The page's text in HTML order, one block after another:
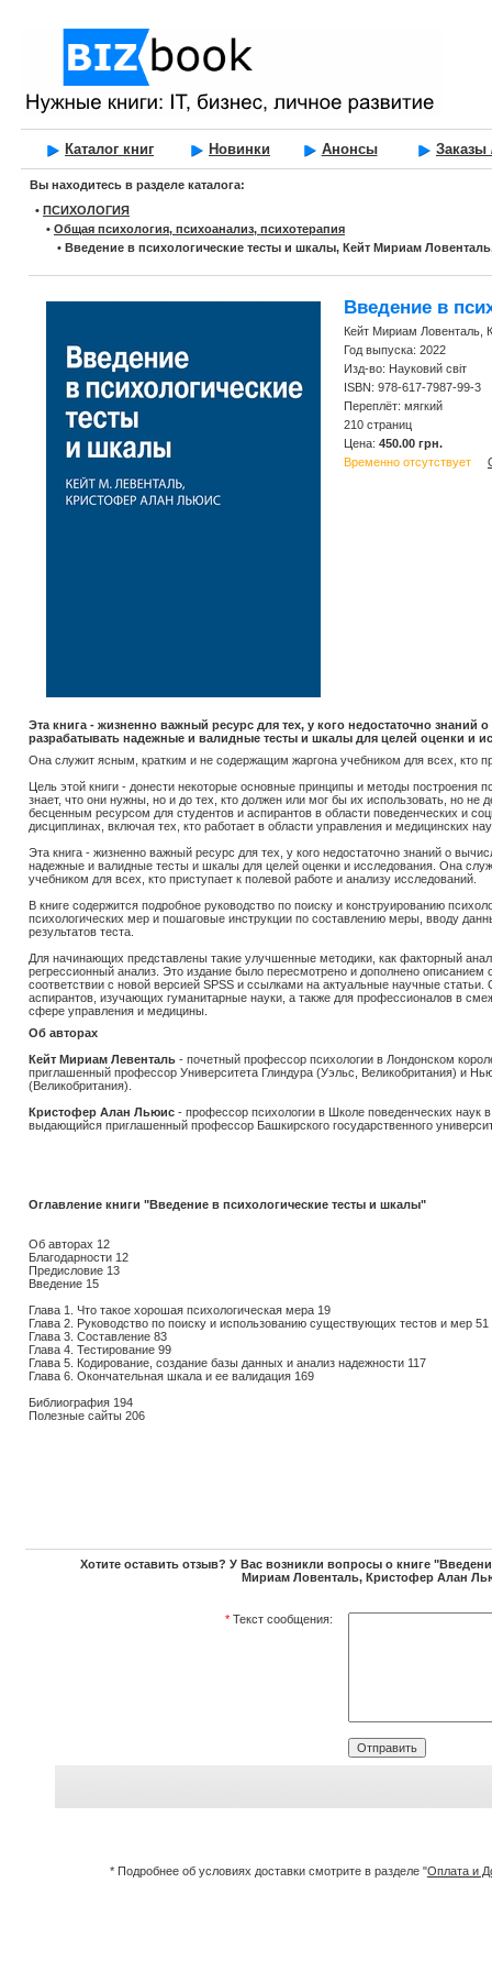
Каталог книг Новинки Анонсы Заказы
Вы находитесь в разделе каталога:
• ПСИХОЛОГИЯ
• Общая психология, психоанализ, психотерапия
• Введение в психологические тесты и шкалы, Кейт Мириам
Введение в
Кейт Мириам Ловенталь,
Год выпуска: 2022
Изд-во: Науковий світ
ISBN: 978-617-7987-99-3
Переплёт: мягкий
210 страниц
Цена: 450.00 грн.
Временно отсутствует
Эта книга - жизненно важный ресурс для тех, у кого недостаточно знаний
разрабатывать надежные и валидные тесты и шкалы для целей оценки и
Она служит ясным, кратким и не содержащим жаргона учебником для всех, кто
Цель этой книги - донести некоторые основные принципы и методы построения
знает, что они нужны, но и до тех, кто должен или мог бы их использовать, но не
бесценным ресурсом для студентов и аспирантов в области поведенческих и
дисциплинах, включая тех, кто работает в области управления и медицинских
Эта книга - жизненно важный ресурс для тех, у кого недостаточно знаний о
надежные и валидные тесты и шкалы для целей оценки и исследования. Она
учебником для всех, кто приступает к полевой работе и анализу исследований.
В книге содержится подробное руководство по поиску и конструированию
психологических мер и пошаговые инструкции по составлению меры, вводу
результатов теста.
Для начинающих представлены такие улучшенные методики, как факторный
регрессионный анализ. Это издание было пересмотрено и дополнено описанием
соответствии с новой версией SPSS и ссылками на актуальные научные
аспирантов, изучающих гуманитарные науки, а также для профессионалов в
сфере управления и медицины.
Об авторах
Кейт Мириам Левенталь - почетный профессор психологии в Лондонском
приглашенный профессор Университета Глиндура (Уэльс, Великобритания) и
(Великобритания).
Кристофер Алан Льюис - профессор психологии в Школе поведенческих наук
выдающийся приглашенный профессор Башкирского государственного
Оглавление книги "Введение в психологические тесты и шкалы"
Об авторах 12
Благодарности 12
Предисловие 13
Введение 15
Глава 1. Что такое хорошая психологическая мера 19
Глава 2. Руководство по поиску и использованию существующих тестов и мер 51
Глава 3. Составление 83
Глава 4. Тестирование 99
Глава 5. Кодирование, создание базы данных и анализ надежности 117
Глава 6. Окончательная шкала и ее валидация 169
Библиография 194
Полезные сайты 206
Хотите оставить отзыв? У Вас возникли вопросы о книге
Мириам Ловенталь, Кристофер Алан
* Текст сообщения:
* Подробнее об условиях доставки смотрите в разделе "Оплата и